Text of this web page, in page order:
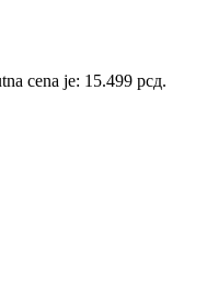
cena je: 15.499 рсд.